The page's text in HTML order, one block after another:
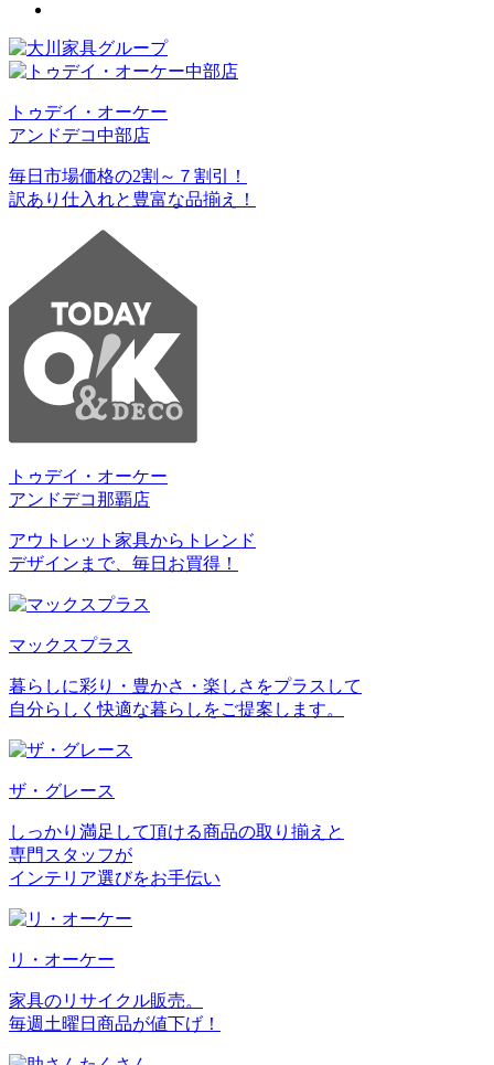
トゥデイ・オーケー
アンドデコ中部店
毎日市場価格の2割～７割引！
訳あり仕入れと豊富な品揃え！
トゥデイ・オーケー
アンドデコ那覇店
アウトレット家具からトレンド
デザインまで、毎日お買得！
マックスプラス
暮らしに彩り・豊かさ・楽しさをプラスして
自分らしく快適な暮らしをご提案します。
ザ・グレース
しっかり満足して頂ける商品の取り揃えと
専門スタッフが
インテリア選びをお手伝い
リ・オーケー
家具のリサイクル販売。
毎週土曜日商品が値下げ！